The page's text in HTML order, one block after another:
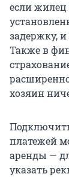
если жилец
задержку,
Также в
хозяин
платежей
аренды —
указать